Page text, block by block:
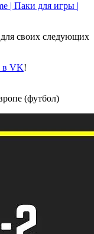
| Паки для игры |
своих следующих
в VK!
(футбол)